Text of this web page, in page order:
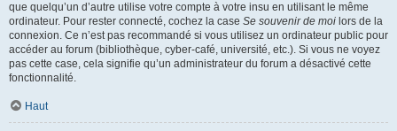
que quelqu’un d’autre utilise votre compte à votre insu en utilisant le même
ordinateur. Pour rester connecté, cochez la case Se souvenir de moi lors de la
connexion. Ce n’est pas recommandé si vous utilisez un ordinateur public pour
accéder au forum (bibliothèque, cyber-café, université, etc.). Si vous ne voyez
pas cette case, cela signifie qu’un administrateur du forum a désactivé cette
fonctionnalité.
Haut